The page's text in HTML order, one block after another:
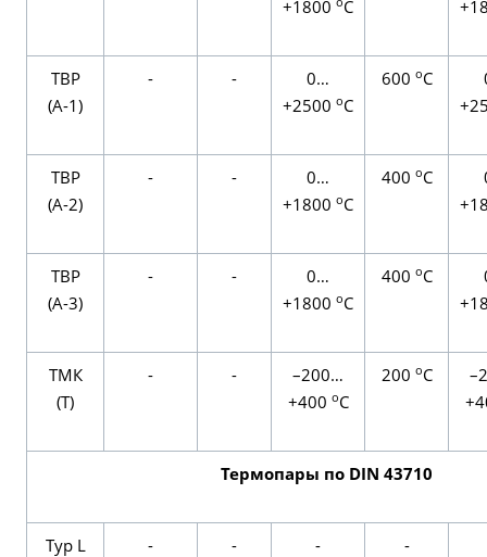
+1800 С
TВР
(А-1)
- -
0…
+2500 оС
600 оС
ТВР
(А-2)
- -
0…
+1800 оС
400 оС
ТВР
(А-3)
- -
0…
+1800 оС
400 оС
ТМК
(Т)
- -
–200…
+400 оС
200 оС
Термопары по DIN 43710
Typ L - - - -